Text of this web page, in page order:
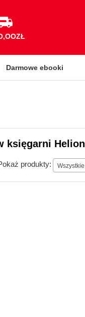
Darmowe ebooki
księgarni Helion
produkty: Wszystkie